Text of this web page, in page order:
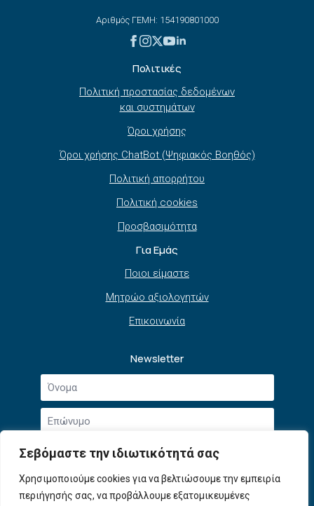
Σεβόμαστε την ιδιωτικότητά σας
Χρησιμοποιούμε cookies για να βελτιώσουμε την εμπειρία
περιήγησής σας, να προβάλλουμε εξατομικευμένες
Αριθμός ΓΕΜΗ: 154190801000
Πολιτικές
Πολιτική προστασίας δεδομένων
και συστημάτων
Όροι χρήσης
Όροι χρήσης ChatBot (Ψηφιακός Βοηθός)
Πολιτική απορρήτου
Πολιτική cookies
Προσβασιμότητα
Για Εμάς
Ποιοι είμαστε
Μητρώο αξιολογητών
Επικοινωνία
Newsletter
Όνομα
Επώνυμο
Email
*
Αποδοχή
όρων
Συμφωνώ με την Πολιτική Απορρήτουκαι τους
Όρους Χρήσης.